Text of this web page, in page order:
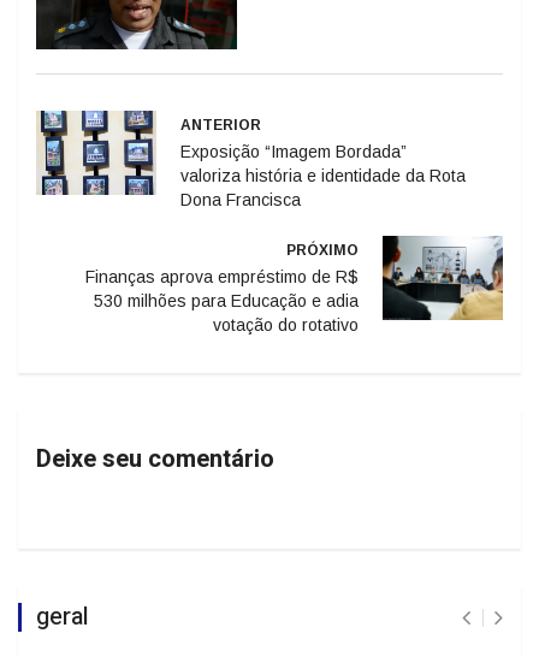
ANTERIOR
Exposição “Imagem Bordada”
valoriza história e identidade da Rota
Dona Francisca
PRÓXIMO
Finanças aprova empréstimo de R$
530 milhões para Educação e adia
votação do rotativo
Deixe seu comentário
geral